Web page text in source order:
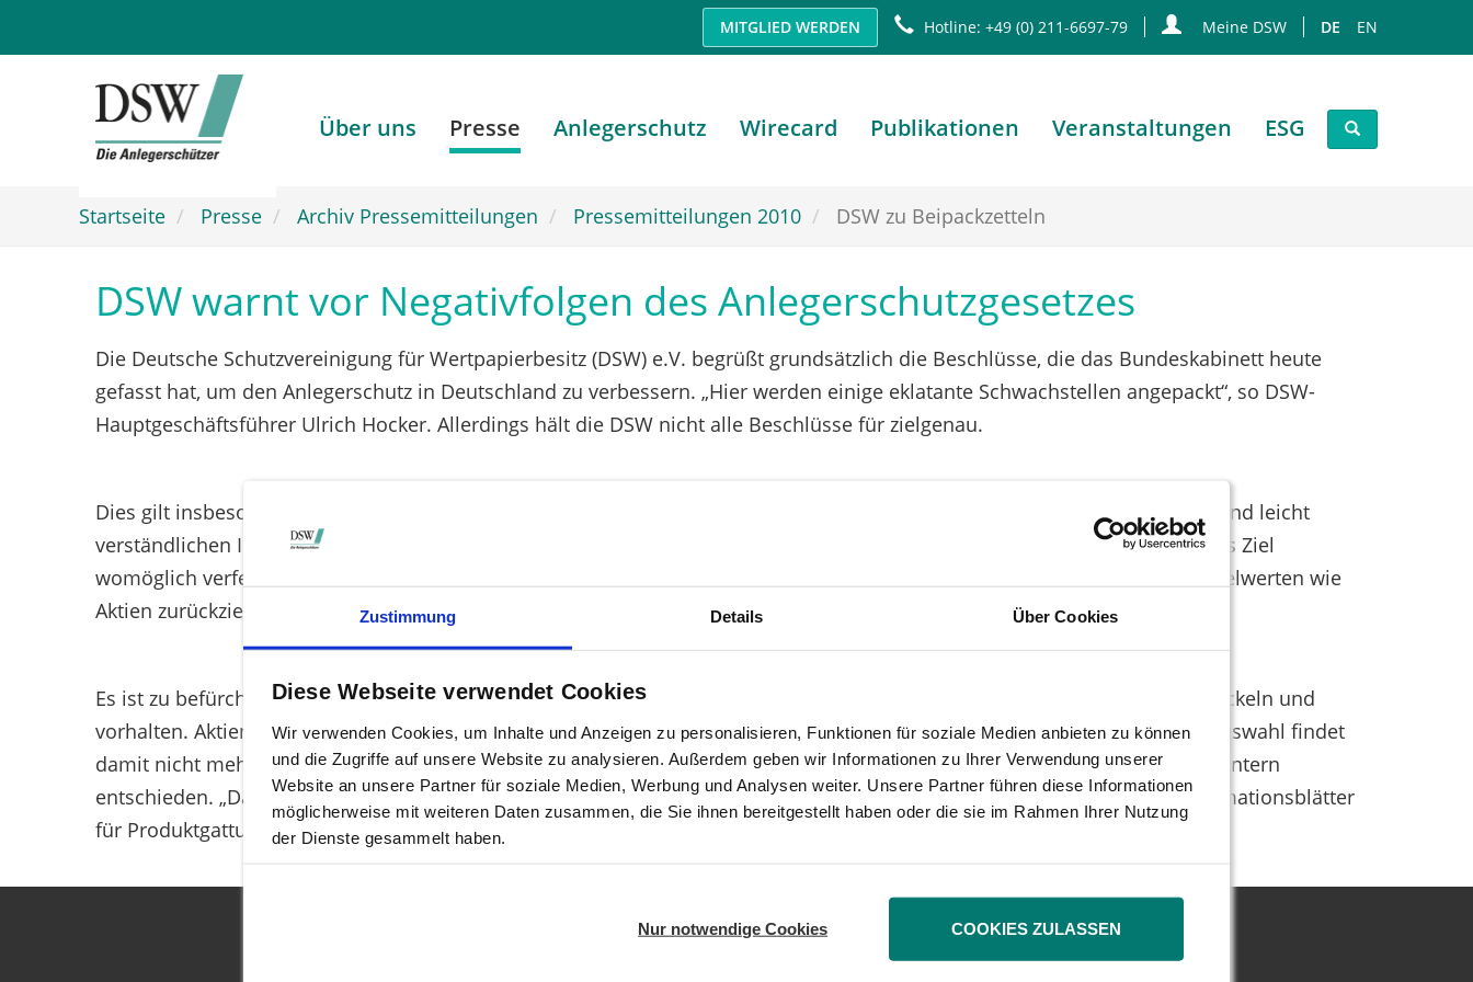
Zustimmung Details Über Cookies
Diese Webseite verwendet Cookies
Wir verwenden Cookies, um Inhalte und Anzeigen zu personalisieren, Funktionen für soziale Medien anbieten zu können
und die Zugriffe auf unsere Website zu analysieren. Außerdem geben wir Informationen zu Ihrer Verwendung unserer
Website an unsere Partner für soziale Medien, Werbung und Analysen weiter. Unsere Partner führen diese Informationen
möglicherweise mit weiteren Daten zusammen, die Sie ihnen bereitgestellt haben oder die sie im Rahmen Ihrer Nutzung
der Dienste gesammelt haben.
Nur notwendige Cookies COOKIES ZULASSEN
MITGLIED WERDEN Hotline: +49 (0) 211-6697-79 Meine DSW DE EN
Über uns Presse Anlegerschutz Wirecard Publikationen Veranstaltungen ESG
Startseite Presse Archiv Pressemitteilungen Pressemitteilungen 2010 DSW zu Beipackzetteln
DSW warnt vor Negativfolgen des Anlegerschutzgesetzes
Die Deutsche Schutzvereinigung für Wertpapierbesitz (DSW) e.V. begrüßt grundsätzlich die Beschlüsse, die das Bundeskabinett heute
gefasst hat, um den Anlegerschutz in Deutschland zu verbessern. „Hier werden einige eklatante Schwachstellen angepackt“, so DSW-
Hauptgeschäftsführer Ulrich Hocker. Allerdings hält die DSW nicht alle Beschlüsse für zielgenau.
Dies gilt insbesondere für die neuen Beipackzettel, die „Produktinformationsblätter“. Zwar ist die Einführung einer kurzen und leicht
verständlichen Information für Privatanleger überfällig, doch mit den individuellen Produktinformationsblättern wird dieses Ziel
womöglich verfehlt: „Wir befürchten, dass sich die Kreditinstitute noch mehr aus der Anlageberatung insbesondere in Einzelwerten wie
Aktien zurückziehen“, warnt Hocker.
Es ist zu befürchten, dass die Finanzinstitute die Blätter nur noch für eine sehr kleine Zahl ausgesuchter Wertpapiere entwickeln und
vorhalten. Aktien, Fonds oder Zertifikate, für die dann keine Beipackzettel vorliegen, verschwinden aus der Beratung. Die Auswahl findet
damit nicht mehr auf Basis der Kundenwünsche und damit anlegergerecht statt, sondern wird im Vorfeld im Kreditinstitut intern
entschieden. „Das kann nicht im Sinne des Gesetzgebers sein“, so Hocker. Die DSW plädiert daher dafür, einheitliche Informationsblätter
für Produktgattungen oder Anlagegruppen einzuführen.